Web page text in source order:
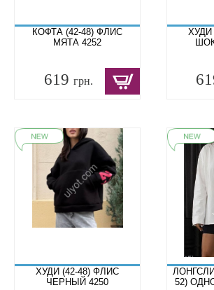
КОФТА (42-48) ФЛИС
МЯТА 4252
619 грн.
ХУДИ
ХУДИ (42-48) ФЛИС
ЧЕРНЫЙ 4250
52)